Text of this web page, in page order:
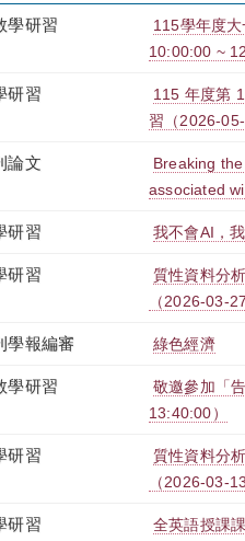
學研習
115學年度
10:00:00 ~
研習
115 年度第
習（2026-
論文
Breaking
associated
研習 我不會AI，
研習
質性資料分
（2026-03-
學報編審 綠色經濟
學研習
敬邀參加「
13:40:00）
研習
質性資料分
（2026-03-
研習
全英語授課